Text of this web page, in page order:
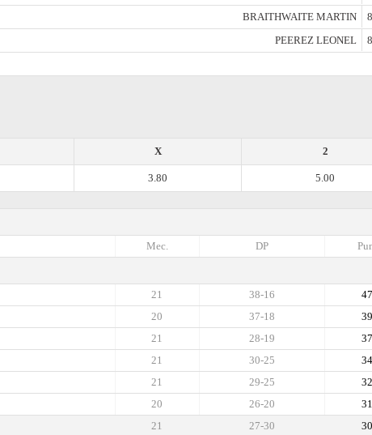
BRAITHWAITE MARTIN
PEEREZ LEONEL
2
X
5.00
3.80
DP
Mec.
47
38-16
21
39
37-18
20
37
28-19
21
34
30-25
21
32
29-25
21
31
26-20
20
30
27-30
21